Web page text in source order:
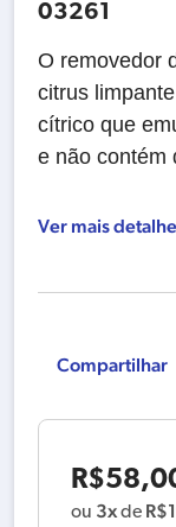
03261
O removedor
citrus
cítrico que
e não contém
Ver mais
Compartilhar
R$
ou 3xde R$